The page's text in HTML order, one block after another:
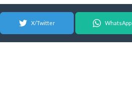
X/Twitter WhatsApp